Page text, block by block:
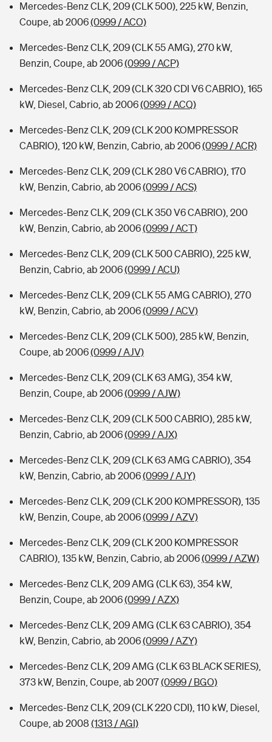
Mercedes-Benz CLK, 209 (CLK 500), 225 kW, Benzin,
Coupe, ab 2006(0999 / ACO)
Mercedes-Benz CLK, 209 (CLK 55 AMG), 270 kW,
Benzin, Coupe, ab 2006(0999 / ACP)
Mercedes-Benz CLK, 209 (CLK 320 CDI V6 CABRIO), 165
kW, Diesel, Cabrio, ab 2006(0999 / ACQ)
Mercedes-Benz CLK, 209 (CLK 200 KOMPRESSOR
CABRIO), 120 kW, Benzin, Cabrio, ab 2006(0999 / ACR)
Mercedes-Benz CLK, 209 (CLK 280 V6 CABRIO), 170
kW, Benzin, Cabrio, ab 2006(0999 / ACS)
Mercedes-Benz CLK, 209 (CLK 350 V6 CABRIO), 200
kW, Benzin, Cabrio, ab 2006(0999 / ACT)
Mercedes-Benz CLK, 209 (CLK 500 CABRIO), 225 kW,
Benzin, Cabrio, ab 2006(0999 / ACU)
Mercedes-Benz CLK, 209 (CLK 55 AMG CABRIO), 270
kW, Benzin, Cabrio, ab 2006(0999 / ACV)
Mercedes-Benz CLK, 209 (CLK 500), 285 kW, Benzin,
Coupe, ab 2006(0999 / AJV)
Mercedes-Benz CLK, 209 (CLK 63 AMG), 354 kW,
Benzin, Coupe, ab 2006(0999 / AJW)
Mercedes-Benz CLK, 209 (CLK 500 CABRIO), 285 kW,
Benzin, Cabrio, ab 2006(0999 / AJX)
Mercedes-Benz CLK, 209 (CLK 63 AMG CABRIO), 354
kW, Benzin, Cabrio, ab 2006(0999 / AJY)
Mercedes-Benz CLK, 209 (CLK 200 KOMPRESSOR), 135
kW, Benzin, Coupe, ab 2006(0999 / AZV)
Mercedes-Benz CLK, 209 (CLK 200 KOMPRESSOR
CABRIO), 135 kW, Benzin, Cabrio, ab 2006(0999 / AZW)
Mercedes-Benz CLK, 209 AMG (CLK 63), 354 kW,
Benzin, Coupe, ab 2006(0999 / AZX)
Mercedes-Benz CLK, 209 AMG (CLK 63 CABRIO), 354
kW, Benzin, Cabrio, ab 2006(0999 / AZY)
Mercedes-Benz CLK, 209 AMG (CLK 63 BLACK SERIES),
373 kW, Benzin, Coupe, ab 2007(0999 / BGO)
Mercedes-Benz CLK, 209 (CLK 220 CDI), 110 kW, Diesel,
Coupe, ab 2008 (1313 / AGI)